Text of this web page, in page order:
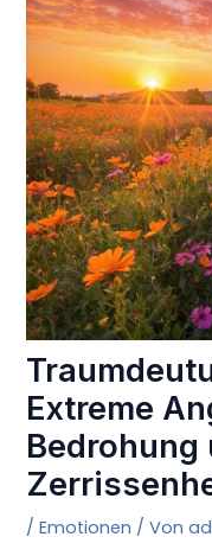
Extreme
Bedrohung
/Emotionen / Von